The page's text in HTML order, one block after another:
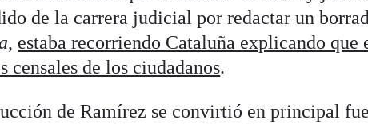
de la carrera judicial por redactar un
, estaba recorriendo Cataluña explicando que
censales de los ciudadanos.
de Ramírez se convirtió en principal